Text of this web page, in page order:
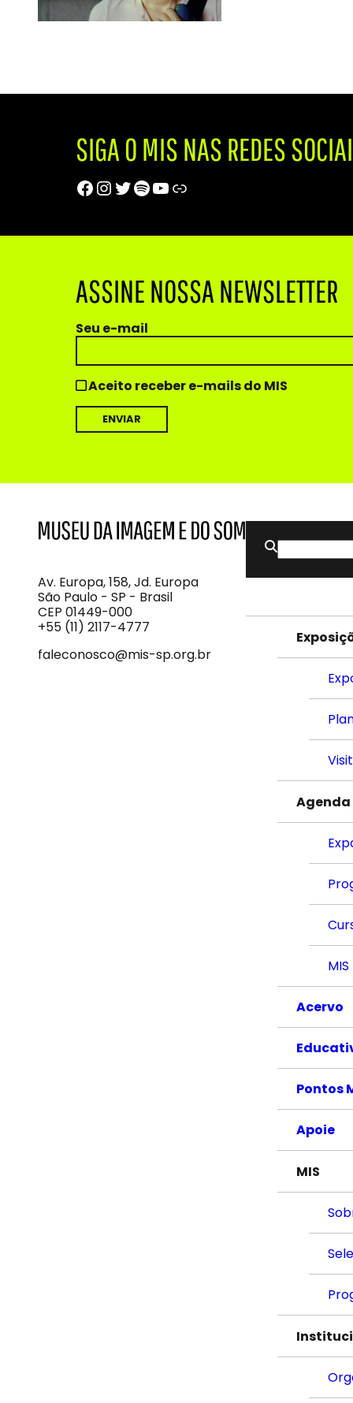
SIGA O MIS NAS REDES
Facebook
Instagram
Twitter
Spotify
Youtube
Trip Advisor
ASSINE NOSSA NEWSLETTER
Seu e-mail
Aceito receber e-mails do MIS
Imagem
e
do
Som
Av. Europa, 158, Jd. Europa
São Paulo - SP - Brasil
CEP 01449-000
+55 (11) 2117-4777
faleconosco@mis-sp.org.br
Buscar
por:
Agenda
Acervo
Pontos
Apoie
MIS